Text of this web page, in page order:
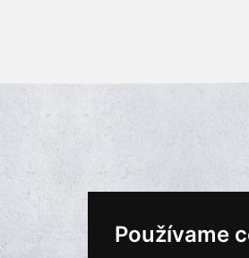
Používame
Ochrana osobných údajov